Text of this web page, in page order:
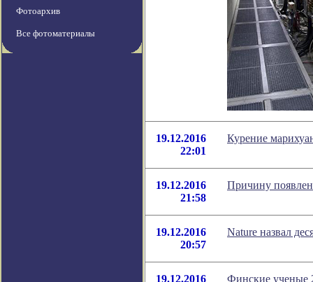
Фотоархив
Все фотоматериалы
19.12.2016
22:01
Курение
19.12.2016
21:58
Причину
19.12.2016
20:57
Nature назвал
19.12.2016
Финские ученые